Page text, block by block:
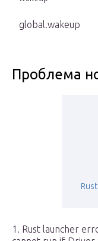
global.wakeup
Проблема
1. Rust launcher